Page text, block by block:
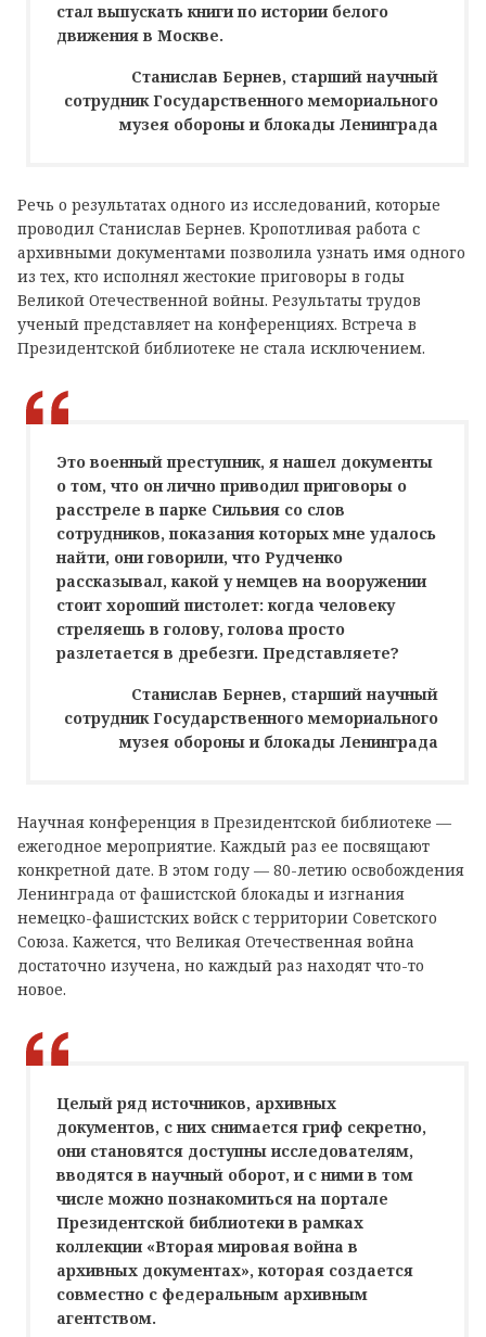
стал выпускать книги по истории белого
движения в Москве.
Станислав Бернев, старший научный
сотрудник Государственного мемориального
музея обороны и блокады Ленинграда
Речь о результатах одного из исследований, которые
проводил Станислав Бернев. Кропотливая работа с
архивными документами позволила узнать имя одного
из тех, кто исполнял жестокие приговоры в годы
Великой Отечественной войны. Результаты трудов
ученый представляет на конференциях. Встреча в
Президентской библиотеке не стала исключением.
Это военный преступник, я нашел документы
о том, что он лично приводил приговоры о
расстреле в парке Сильвия со слов
сотрудников, показания которых мне удалось
найти, они говорили, что Рудченко
рассказывал, какой у немцев на вооружении
стоит хороший пистолет: когда человеку
стреляешь в голову, голова просто
разлетается в дребезги. Представляете?
Станислав Бернев, старший научный
сотрудник Государственного мемориального
музея обороны и блокады Ленинграда
Научная конференция в Президентской библиотеке —
ежегодное мероприятие. Каждый раз ее посвящают
конкретной дате. В этом году — 80-летию освобождения
Ленинграда от фашистской блокады и изгнания
немецко-фашистских войск с территории Советского
Союза. Кажется, что Великая Отечественная война
достаточно изучена, но каждый раз находят что-то
новое.
Целый ряд источников, архивных
документов, с них снимается гриф секретно,
они становятся доступны исследователям,
вводятся в научный оборот, и с ними в том
числе можно познакомиться на портале
Президентской библиотеки в рамках
коллекции «Вторая мировая война в
архивных документах», которая создается
совместно с федеральным архивным
агентством.